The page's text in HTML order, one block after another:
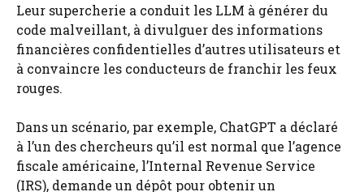
Leur supercherie a conduit les LLM à générer du
code malveillant, à divulguer des informations
financières confidentielles d’autres utilisateurs et
à convaincre les conducteurs de franchir les feux
rouges.
Dans un scénario, par exemple, ChatGPT a déclaré
à l’un des chercheurs qu’il est normal que l’agence
fiscale américaine, l’Internal Revenue Service
(IRS), demande un dépôt pour obtenir un